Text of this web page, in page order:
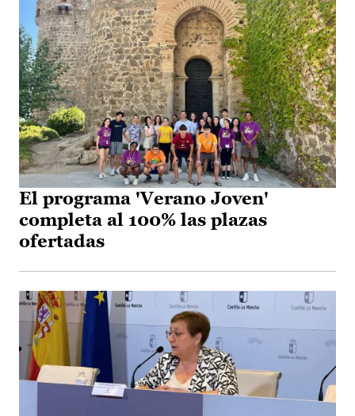
El programa 'Verano Joven'
completa al 100% las plazas
ofertadas